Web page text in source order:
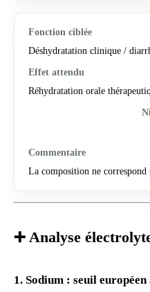
Déshydratation clinique /
Réhydratation orale
La composition ne correspond
➕ Analyse
1. Sodium : seuil